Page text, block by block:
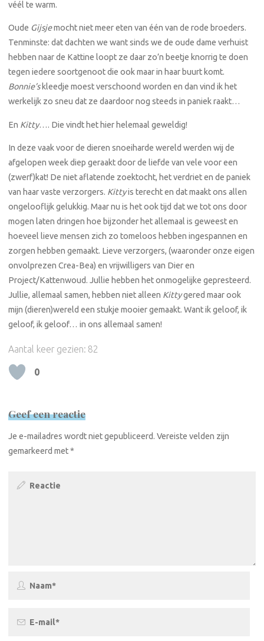
véél te warm.
Oude Gijsjemocht niet meer eten van één van de rode broeders.
Tenminste: dat dachten we want sinds we de oude dame verhuist
hebben naar de Kattine loopt ze daar zo’n beetje knorrig te doen
tegen iedere soortgenoot die ook maar in haar buurt komt.
Bonnie’s kleedje moest verschoond worden en dan vind ik het
werkelijk zo sneu dat ze daardoor nog steeds in paniek raakt…
En Kitty…. Die vindt het hier helemaal geweldig!
In deze vaak voor de dieren snoeiharde wereld werden wij de
afgelopen week diep geraakt door de liefde van vele voor een
(zwerf)kat! De niet aflatende zoektocht, het verdriet en de paniek
van haar vaste verzorgers. Kittyis terecht en dat maakt ons allen
ongelooflijk gelukkig. Maar nu is het ook tijd dat we tot ons door
mogen laten dringen hoe bijzonder het allemaal is geweest en
hoeveel lieve mensen zich zo tomeloos hebben ingespannen en
zorgen hebben gemaakt. Lieve verzorgers, (waaronder onze eigen
onvolprezen Crea-Bea) en vrijwilligers van Dier en
Project/Kattenwoud. Jullie hebben het onmogelijke gepresteerd.
Jullie, allemaal samen, hebben niet alleen Kittygered maar ook
mijn (dieren)wereld een stukje mooier gemaakt. Want ik geloof, ik
geloof, ik geloof… in ons allemaal samen!
Aantal keer gezien: 82
0
Geef een reactie
Je e-mailadres wordt niet gepubliceerd. Vereiste velden zijn
gemarkeerd met*